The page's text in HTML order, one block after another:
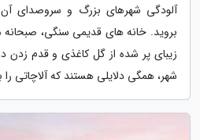
آلودگی شهرهای بزرگ و سروصدای آن
بروید. خانه های قدیمی سنگی،
زیبای پر شده از گل کاغذی و قدم
شهر، همگی دلایلی هستند که آلاچاتی را